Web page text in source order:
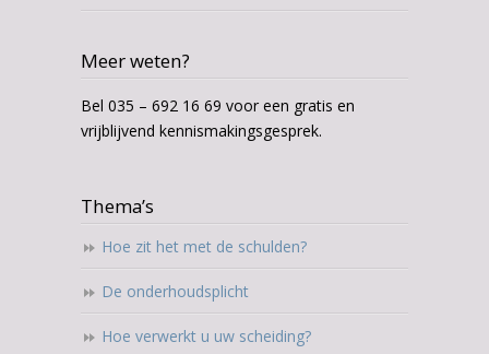
Meer weten?
Bel 035 – 692 16 69 voor een gratis en
vrijblijvend kennismakingsgesprek.
Thema’s
Hoe zit het met de schulden?
De onderhoudsplicht
Hoe verwerkt u uw scheiding?